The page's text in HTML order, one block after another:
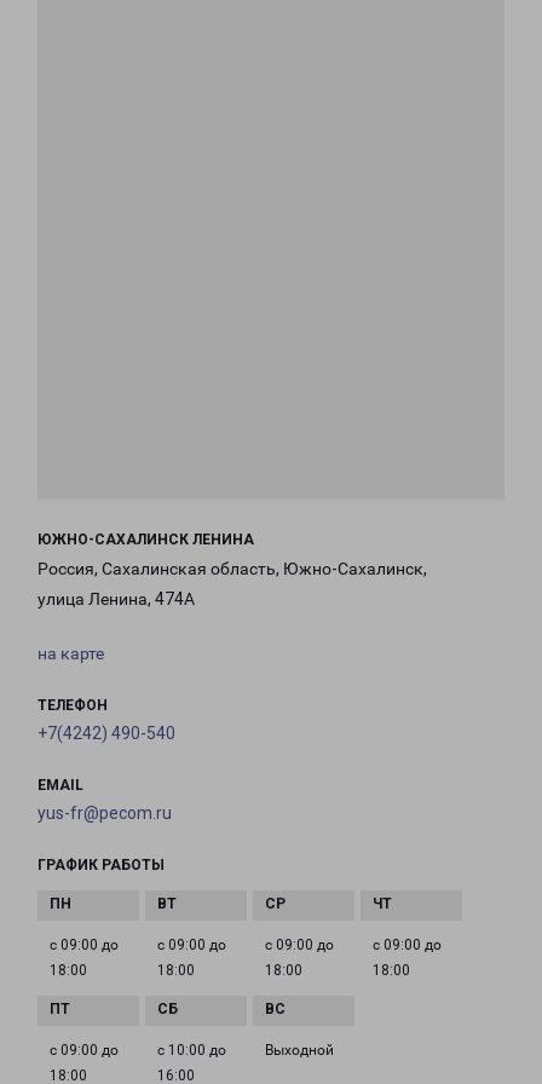
ЮЖНО-САХАЛИНСК ЛЕНИНА
Россия, Сахалинская область, Южно-Сахалинск,
улица Ленина, 474А
на карте
ТЕЛЕФОН
+7(4242) 490-540
EMAIL
yus-fr@pecom.ru
ГРАФИК РАБОТЫ
с 09:00 до
18:00
с 09:00 до
18:00
с 09:00 до
18:00
с 09:00 до
18:00
с 09:00 до
18:00
с 10:00 до
16:00
Выходной